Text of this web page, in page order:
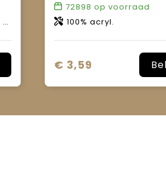
72898 op voorraad
100% acryl.
€ 3,59